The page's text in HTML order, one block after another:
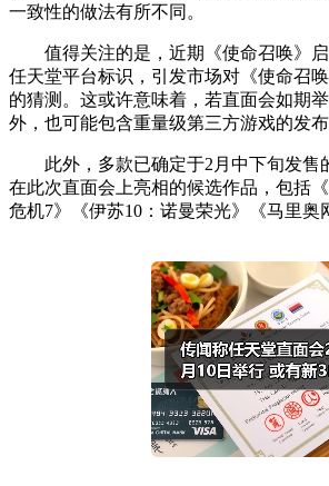
一致性的做法有所不同。
值得关注的是，近期《使命召唤》
任天堂平台标识，引发市场对《使命召
的猜测。这或许意味着，若直面会如期
外，也可能包含重量级第三方游戏的发布
此外，多款已确定于2月中下旬发售
在此次直面会上亮相的候选作品，包括
危机7》《伊苏10：诺曼荣光》《马里奥